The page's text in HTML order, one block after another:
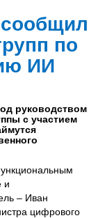
по
ИИ
руководством
с участием
и
– Иван
цифрового